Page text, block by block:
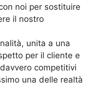
noi per sostituire
il nostro
unita a una
per il cliente e
competitivi
una delle realtà